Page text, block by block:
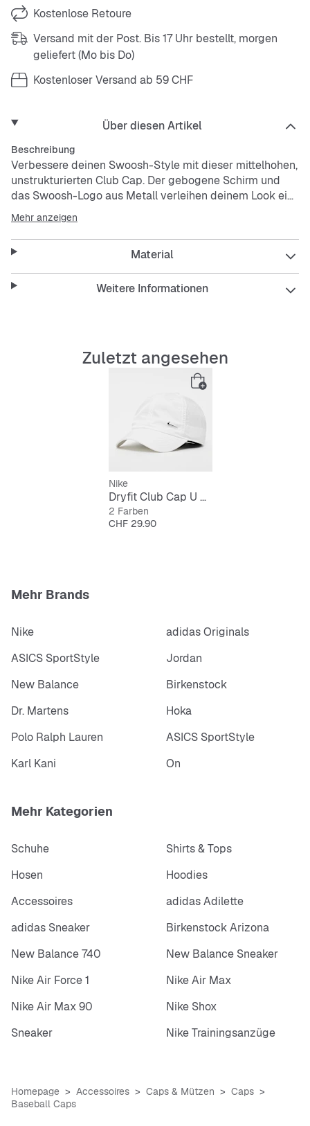
Kostenlose Retoure
Versand mit der Post. Bis 17 Uhr bestellt, morgen
geliefert (Mo bis Do)
Kostenloser Versand ab 59 CHF
Über diesen Artikel
Beschreibung
Verbessere deinen Swoosh-Style mit dieser mittelhohen,
unstrukturierten Club Cap. Der gebogene Schirm und
das Swoosh-Logo aus Metall verleihen deinem Look ein
klares Finish. Schweißableitende Technologie sorgt für
kühlen Tragekomfort, während du das Beste aus
warmem, sonnigem Wetter machst.
Alle Club-Caps sorgen mit mittlerer Höhe den ganzen
Tag für Style.
Die Metallklammer mit Swoosh-Branding ermöglicht
Mehr anzeigen
Material
Weitere Informationen
Zuletzt angesehen
Nike
Dryfit Club Cap U CB Swoosh
2 Farben
Preis
CHF 29.90
Mehr Brands
Nike
adidas Originals
ASICS SportStyle
Jordan
New Balance
Birkenstock
Dr. Martens
Hoka
Polo Ralph Lauren
ASICS SportStyle
Karl Kani
On
Mehr Kategorien
Schuhe
Shirts & Tops
Hosen
Hoodies
Accessoires
adidas Adilette
adidas Sneaker
Birkenstock Arizona
New Balance 740
New Balance Sneaker
Nike Air Force 1
Nike Air Max
Nike Air Max 90
Nike Shox
Sneaker
Nike Trainingsanzüge
Homepage Accessoires Caps & Mützen
Caps
Baseball Caps